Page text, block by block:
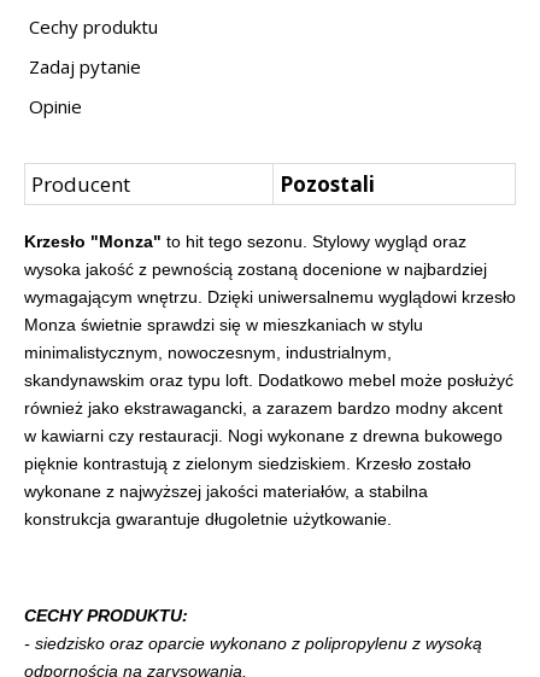
Cechy produktu
Zadaj pytanie
Opinie
Producent Pozostali
Krzesło "Monza" to hit tego sezonu. Stylowy wygląd oraz
wysoka jakość z pewnością zostaną docenione w najbardziej
wymagającym wnętrzu. Dzięki uniwersalnemu wyglądowi krzesło
Monza świetnie sprawdzi się w mieszkaniach w stylu
minimalistycznym, nowoczesnym, industrialnym,
skandynawskim oraz typu loft. Dodatkowo mebel może posłużyć
również jako ekstrawagancki, a zarazem bardzo modny akcent
w kawiarni czy restauracji. Nogi wykonane z drewna bukowego
pięknie kontrastują z zielonym siedziskiem. Krzesło zostało
wykonane z najwyższej jakości materiałów, a stabilna
konstrukcja gwarantuje długoletnie użytkowanie.
CECHY PRODUKTU:
- siedzisko oraz oparcie wykonano z polipropylenu z wysoką
odpornością na zarysowania,